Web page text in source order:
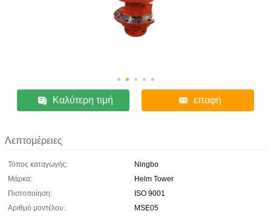
Καλύτερη τιμή επαφή
Λεπτομέρειες
Τόπος καταγωγής:
Ningbo
Μάρκα:
Helm Tower
Πιστοποίηση:
ISO 9001
Αριθμό μοντέλου:
MSE05